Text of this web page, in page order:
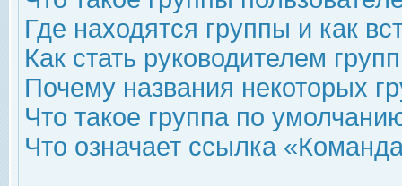
Где находятся группы и как
Как стать руководителем
Почему названия некоторых
Что такое группа по
Что означает ссылка